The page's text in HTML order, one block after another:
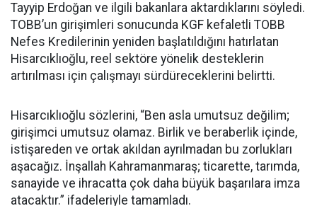
Tayyip Erdoğan ve ilgili bakanlara aktardıklarını söyledi.
TOBB’un girişimleri sonucunda KGF kefaletli TOBB
Nefes Kredilerinin yeniden başlatıldığını hatırlatan
Hisarcıklıoğlu, reel sektöre yönelik desteklerin
artırılması için çalışmayı sürdüreceklerini belirtti.
Hisarcıklıoğlu sözlerini, “Ben asla umutsuz değilim;
girişimci umutsuz olamaz. Birlik ve beraberlik içinde,
istişareden ve ortak akıldan ayrılmadan bu zorlukları
aşacağız. İnşallah Kahramanmaraş; ticarette, tarımda,
sanayide ve ihracatta çok daha büyük başarılara imza
atacaktır.” ifadeleriyle tamamladı.